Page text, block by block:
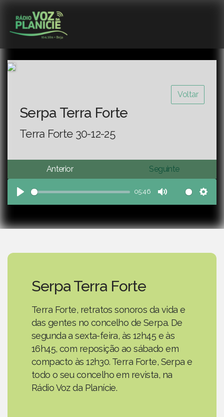
Voltar
Serpa Terra Forte
Terra Forte 30-12-25
Anterior Seguinte
Play
05:46
Mute
Serpa Terra Forte
Terra Forte, retratos sonoros da vida e
das gentes no concelho de Serpa. De
segunda a sexta-feira, às 12h45 e às
16h45, com reposição ao sábado em
compacto às 12h30. Terra Forte, Serpa e
todo o seu concelho em revista, na
Rádio Voz da Planície.